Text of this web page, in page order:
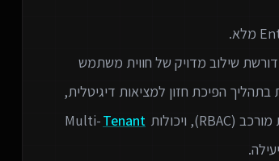
שילוב מדויק של חווית משתמש
הפיכת חזון למציאות דיגיטלית,
Tenant